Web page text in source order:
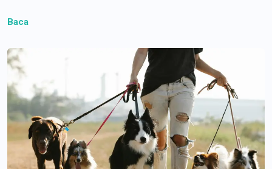
Baca